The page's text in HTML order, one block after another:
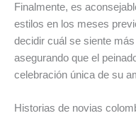
Finalmente, es
estilos en los meses
decidir cuál se siente
asegurando que el
celebración única de su
Historias de novias